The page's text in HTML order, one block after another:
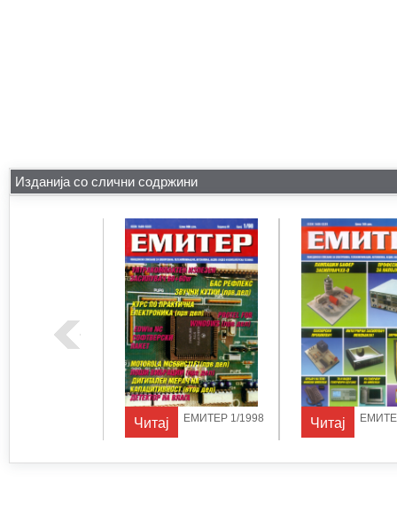
Изданија со слични содржини
Читај ЕМИТЕР 1/1998 Читај